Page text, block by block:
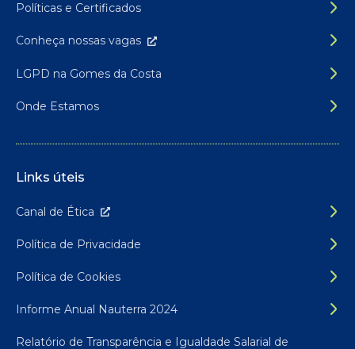
Políticas e Certificados
Conheça nossas vagas
LGPD na Gomes da Costa
Onde Estamos
Links úteis
Canal de Ética
Política de Privacidade
Política de Cookies
Informe Anual Nauterra 2024
Relatório de Transparência e Igualdade Salarial de